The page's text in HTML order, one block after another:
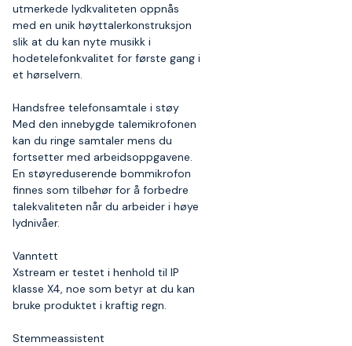
utmerkede lydkvaliteten oppnås
med en unik høyttalerkonstruksjon
slik at du kan nyte musikk i
hodetelefonkvalitet for første gang i
et hørselvern.
Handsfree telefonsamtale i støy
Med den innebygde talemikrofonen
kan du ringe samtaler mens du
fortsetter med arbeidsoppgavene.
En støyreduserende bommikrofon
finnes som tilbehør for å forbedre
talekvaliteten når du arbeider i høye
lydnivåer.
Vanntett
Xstream er testet i henhold til IP
klasse X4, noe som betyr at du kan
bruke produktet i kraftig regn.
Stemmeassistent